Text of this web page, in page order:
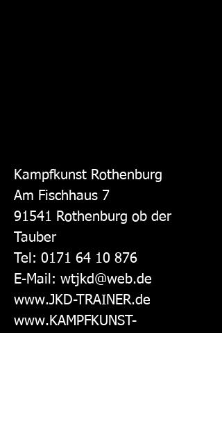
Kampfkunst Rothenburg
Am Fischhaus 7
91541 Rothenburg ob der
Tauber
Tel: 0171 64 10 876
E-Mail: wtjkd@web.de
www.JKD-TRAINER.de
www.KAMPFKUNST-